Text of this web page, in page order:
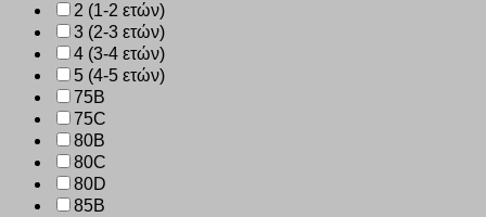
2 (1-2 ετών)
3 (2-3 ετών)
4 (3-4 ετών)
5 (4-5 ετών)
75B
75C
80B
80C
80D
85B